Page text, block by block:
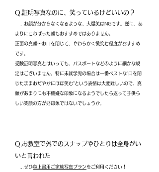
Q.証明写真なのに、笑っているけどいいの？
…お顔が分からなくなるような、大爆笑はNGです。逆に、あ
まりにこわばった顔もおすすめではありません。
正面の真顔～お口を閉じて、やわらかく微笑む程度がおすすめ
です。
受験証明写真とはいっても、パスポートなどのように細かな規
定はございません。特に未就学児の場合は一番ベストな”口を閉
じたままおだやかにほほ笑む”という表情は大変難しいので、真
顔があまりにも不機嫌な印象になるようでしたら返って子供ら
しい笑顔の方が好印象ではないでしょうか。
Q.お教室で外でのスナップやひとりは全身がい
いと言われた
…ぜひ身上書用ご家族写真プランをご利用ください！